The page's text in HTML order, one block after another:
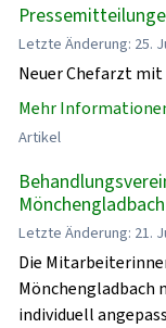
Letzte Änderung: 25.
Neuer Chefarzt
Mehr
Artikel
Mönchengladbach
Letzte Änderung: 21.
Die
Mönchengladbach
individuell